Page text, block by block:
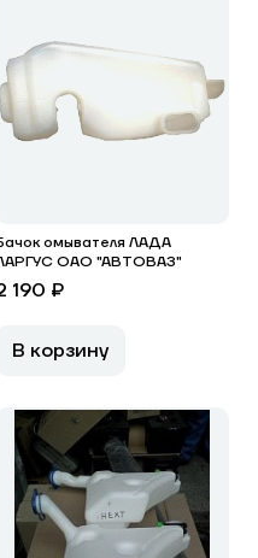
омывателя ЛАДА
ОАО "АВТОВАЗ"
190 ₽
В корзину